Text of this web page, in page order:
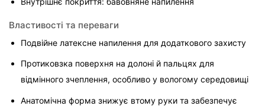
Властивості та переваги
Подвійне латексне напилення для додаткового захисту
Протиковзка поверхня на долоні й пальцях для
відмінного зчеплення, особливо у вологому середовищі
Анатомічна форма знижує втому руки та забезпечує